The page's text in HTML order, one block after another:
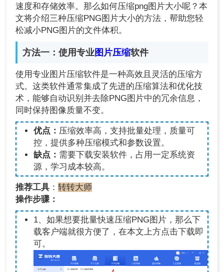
速度和存储效率。那么如何压缩png图片大小呢？本
文将介绍三种压缩PNG图片大小的方法，帮助您轻
松减小PNG图片的文件体积。
方法一：使用专业图片压缩软件
使用专业图片压缩软件是一种高效且灵活的压缩方
式。这类软件通常集成了先进的压缩算法和优化技
术，能够自动识别并去除PNG图片中的冗余信息，
同时保持图像质量不变。
优点： 压缩效率高，支持批量处理，质量可
控，提供多种压缩模式和参数设置。
缺点： 需要下载安装软件，占用一定系统资
源，学习成本较高。
推荐工具 ：转转大师
操作步骤：
1、如果想要批量快速压缩PNG图片，那么下
载客户端就很方便了，在本文上方点击下载即
可。